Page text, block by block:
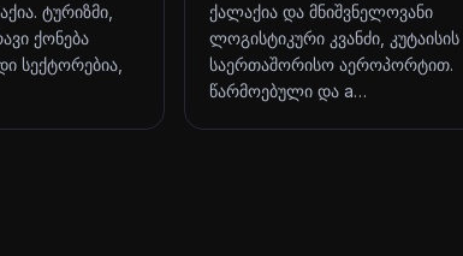
ტურიზმი,
ქონება
სექტორებია,
ქალაქია და მნიშვნელოვანი
ლოგისტიკური კვანძი, კუტაისის
საერთაშორისო აეროპორტით.
წარმოებული და a…